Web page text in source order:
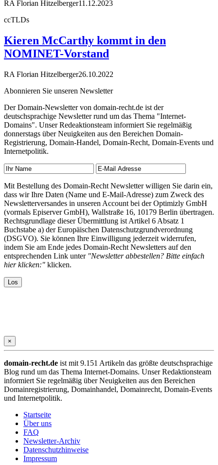
RA Florian Hitzelberger11.12.2023
ccTLDs
Kieren McCarthy kommt in den
NOMINET-Vorstand
RA Florian Hitzelberger26.10.2022
Abonnieren Sie unseren Newsletter
Der Domain-Newsletter von domain-recht.de ist der
deutschsprachige Newsletter rund um das Thema "Internet-
Domains". Unser Redeaktionsteam informiert Sie regelmäßig
donnerstags über Neuigkeiten aus den Bereichen Domain-
Registrierung, Domain-Handel, Domain-Recht, Domain-Events und
Internetpolitik.
Mit Bestellung des Domain-Recht Newsletter willigen Sie darin ein,
dass wir Ihre Daten (Name und E-Mail-Adresse) zum Zweck des
Newsletterversandes in unseren Account bei der Optimizly GmbH
(vormals Episerver GmbH), Wallstraße 16, 10179 Berlin übertragen.
Rechtsgrundlage dieser Übermittlung ist Artikel 6 Absatz 1
Buchstabe a) der Europäischen Datenschutzgrundverordnung
(DSGVO). Sie können Ihre Einwilligung jederzeit widerrufen,
indem Sie am Ende jedes Domain-Recht Newsletters auf den
entsprechenden Link unter "Newsletter abbestellen? Bitte einfach
hier klicken:" klicken.
×
domain-recht.de ist mit 9.151 Artikeln das größte deutschsprachige
Blog rund um das Thema Internet-Domains. Unser Redaktionsteam
informiert Sie regelmäßig über Neuigkeiten aus den Bereichen
Domainregistrierung, Domainhandel, Domainrecht, Domain-Events
und Internetpolitik.
Startseite
Über uns
FAQ
Newsletter-Archiv
Datenschutzhinweise
Impressum